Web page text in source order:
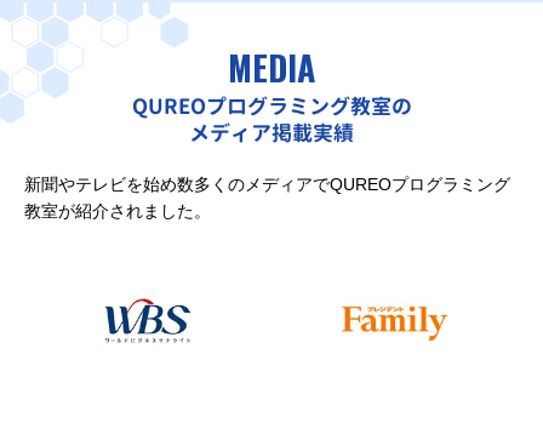
MEDIA
QUREOプログラミング教室の
メディア掲載実績
新聞やテレビを始め数多くのメディアでQUREOプログラミング
教室が紹介されました。